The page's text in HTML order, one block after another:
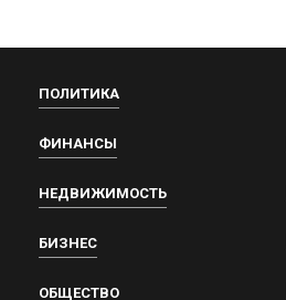
ПОЛИТИКА
ФИНАНСЫ
НЕДВИЖИМОСТЬ
БИЗНЕС
ОБЩЕСТВО